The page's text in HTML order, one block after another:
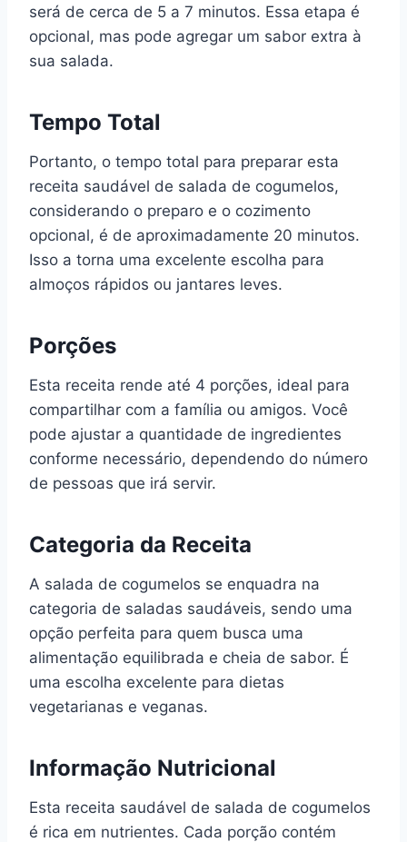
será de cerca de 5 a 7 minutos. Essa etapa é
opcional, mas pode agregar um sabor extra à
sua salada.
Tempo Total
Portanto, o tempo total para preparar esta
receita saudável de salada de cogumelos,
considerando o preparo e o cozimento
opcional, é de aproximadamente 20 minutos.
Isso a torna uma excelente escolha para
almoços rápidos ou jantares leves.
Porções
Esta receita rende até 4 porções, ideal para
compartilhar com a família ou amigos. Você
pode ajustar a quantidade de ingredientes
conforme necessário, dependendo do número
de pessoas que irá servir.
Categoria da Receita
A salada de cogumelos se enquadra na
categoria de saladas saudáveis, sendo uma
opção perfeita para quem busca uma
alimentação equilibrada e cheia de sabor. É
uma escolha excelente para dietas
vegetarianas e veganas.
Informação Nutricional
Esta receita saudável de salada de cogumelos
é rica em nutrientes. Cada porção contém